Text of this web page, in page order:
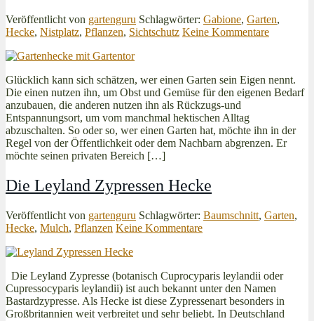
Veröffentlicht von gartenguru Schlagwörter: Gabione, Garten,
Hecke, Nistplatz, Pflanzen, Sichtschutz Keine Kommentare
Glücklich kann sich schätzen, wer einen Garten sein Eigen nennt.
Die einen nutzen ihn, um Obst und Gemüse für den eigenen Bedarf
anzubauen, die anderen nutzen ihn als Rückzugs-und
Entspannungsort, um vom manchmal hektischen Alltag
abzuschalten. So oder so, wer einen Garten hat, möchte ihn in der
Regel von der Öffentlichkeit oder dem Nachbarn abgrenzen. Er
möchte seinen privaten Bereich […]
Die Leyland Zypressen Hecke
Veröffentlicht von gartenguru Schlagwörter: Baumschnitt, Garten,
Hecke, Mulch, Pflanzen Keine Kommentare
Die Leyland Zypresse (botanisch Cuprocyparis leylandii oder
Cupressocyparis leylandii) ist auch bekannt unter den Namen
Bastardzypresse. Als Hecke ist diese Zypressenart besonders in
Großbritannien weit verbreitet und sehr beliebt. In Deutschland